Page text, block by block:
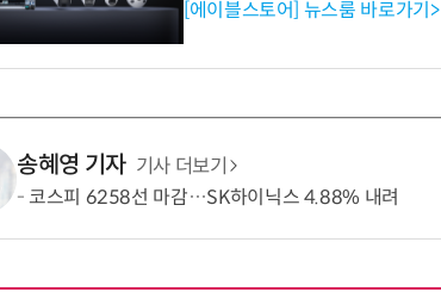
[에이블스토어] 뉴스룸 바로가기>
송혜영 기자 기사 더보기
코스피 6258선 마감…SK하이닉스 4.88% 내려